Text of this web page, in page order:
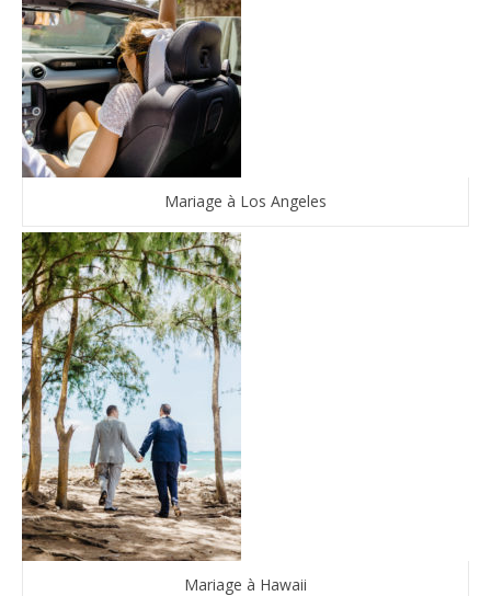
Mariage à Los Angeles
Mariage à Hawaii